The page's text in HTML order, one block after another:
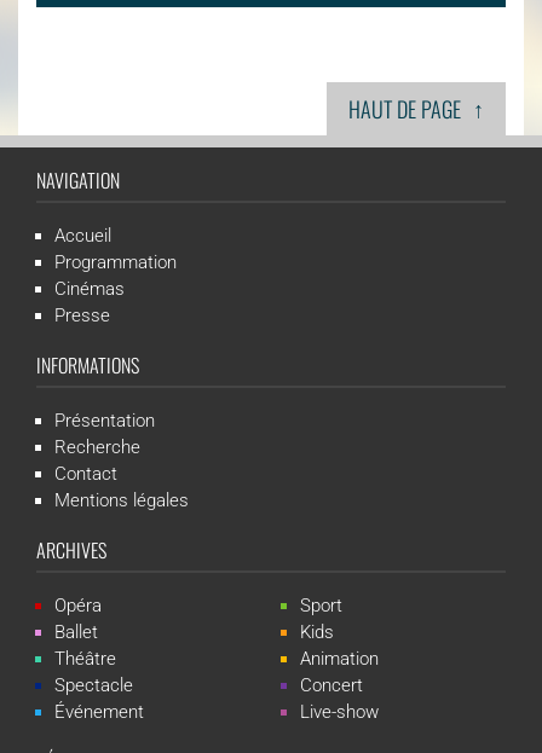
HAUT DE PAGE ↑
NAVIGATION
Accueil
Programmation
Cinémas
Presse
INFORMATIONS
Présentation
Recherche
Contact
Mentions légales
ARCHIVES
Opéra
Ballet
Théâtre
Spectacle
Événement
Sport
Kids
Animation
Concert
Live-show